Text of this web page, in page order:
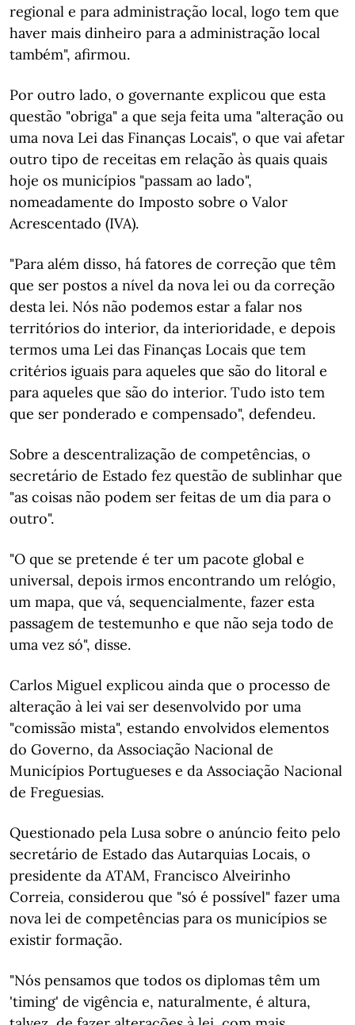
regional e para administração local, logo tem que
haver mais dinheiro para a administração local
também", afirmou.
Por outro lado, o governante explicou que esta
questão "obriga" a que seja feita uma "alteração ou
uma nova Lei das Finanças Locais", o que vai afetar
outro tipo de receitas em relação às quais quais
hoje os municípios "passam ao lado",
nomeadamente do Imposto sobre o Valor
Acrescentado (IVA).
"Para além disso, há fatores de correção que têm
que ser postos a nível da nova lei ou da correção
desta lei. Nós não podemos estar a falar nos
territórios do interior, da interioridade, e depois
termos uma Lei das Finanças Locais que tem
critérios iguais para aqueles que são do litoral e
para aqueles que são do interior. Tudo isto tem
que ser ponderado e compensado", defendeu.
Sobre a descentralização de competências, o
secretário de Estado fez questão de sublinhar que
"as coisas não podem ser feitas de um dia para o
outro".
"O que se pretende é ter um pacote global e
universal, depois irmos encontrando um relógio,
um mapa, que vá, sequencialmente, fazer esta
passagem de testemunho e que não seja todo de
uma vez só", disse.
Carlos Miguel explicou ainda que o processo de
alteração à lei vai ser desenvolvido por uma
"comissão mista", estando envolvidos elementos
do Governo, da Associação Nacional de
Municípios Portugueses e da Associação Nacional
de Freguesias.
Questionado pela Lusa sobre o anúncio feito pelo
secretário de Estado das Autarquias Locais, o
presidente da ATAM, Francisco Alveirinho
Correia, considerou que "só é possível" fazer uma
nova lei de competências para os municípios se
existir formação.
"Nós pensamos que todos os diplomas têm um
'timing' de vigência e, naturalmente, é altura,